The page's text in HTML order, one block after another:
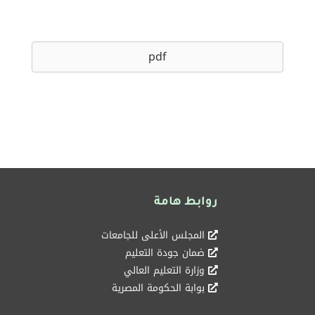
pdf
روابط هامة
المجلس الأعلى للجامعات
ضمان جودة التعليم
وزارة التعليم العالي
بوابة الحكومة المصرية